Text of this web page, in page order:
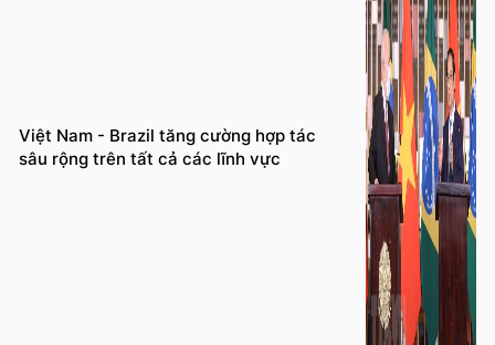
Việt Nam - Brazil tăng cường hợp tác
sâu rộng trên tất cả các lĩnh vực